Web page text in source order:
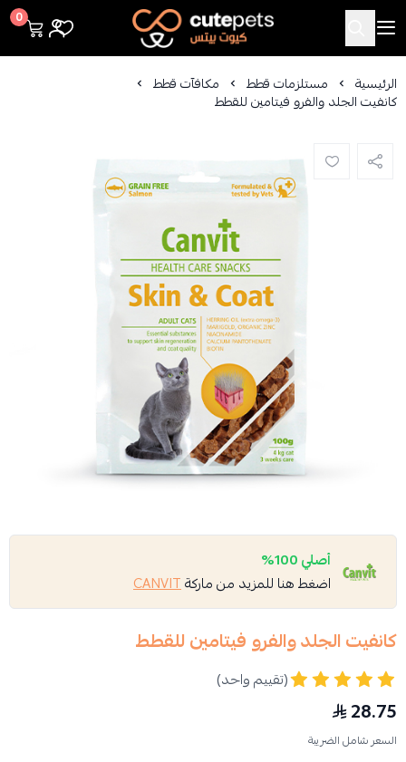
Cutepets
0
الرئيسية مستلزمات قطط مكافآت قطط
كانفيت الجلد والفرو فيتامين للقطط
أصلي 100%
اضغط هنا للمزيد من ماركةCANVIT
كانفيت الجلد والفرو فيتامين للقطط
(تقييم واحد)
28.75
السعر شامل الضريبة